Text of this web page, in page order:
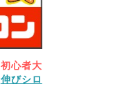
初心者大
伸びシロ